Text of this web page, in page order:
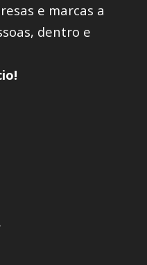
e marcas a
dentro e